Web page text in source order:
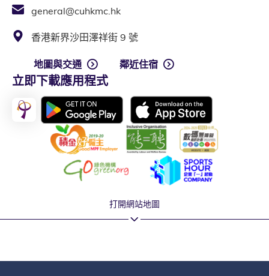
general@cuhkmc.hk
香港新界沙田澤祥街 9 號
地圖與交通 鄰近住宿
立即下載應用程式
打開網站地圖